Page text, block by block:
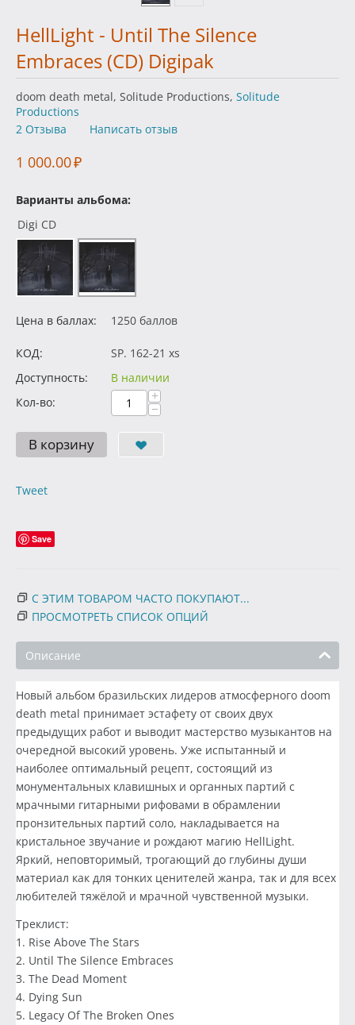
HellLight - Until The Silence
Embraces (CD) Digipak
doom death metal, Solitude Productions, Solitude
Productions
2 Отзыва
Написать отзыв
1 000.00₽
Варианты альбома:
Digi CD
Цена в баллах: 1250 баллов
КОД:
SP. 162-21 xs
Доступность:
В наличии
Кол-во:
+
−
В корзину
Tweet
Save
С ЭТИМ ТОВАРОМ ЧАСТО ПОКУПАЮТ...
ПРОСМОТРЕТЬ СПИСОК ОПЦИЙ
Описание
Новый альбом бразильских лидеров атмосферного doom
death metal принимает эстафету от своих двух
предыдущих работ и выводит мастерство музыкантов на
очередной высокий уровень. Уже испытанный и
наиболее оптимальный рецепт, состоящий из
монументальных клавишных и органных партий с
мрачными гитарными рифовами в обрамлении
пронзительных партий соло, накладывается на
кристальное звучание и рождают магию HellLight.
Яркий, неповторимый, трогающий до глубины души
материал как для тонких ценителей жанра, так и для всех
любителей тяжёлой и мрачной чувственной музыки.
Треклист:
1. Rise Above The Stars
2. Until The Silence Embraces
3. The Dead Moment
4. Dying Sun
5. Legacy Of The Broken Ones